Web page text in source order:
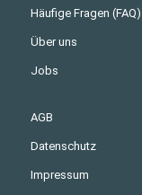
Häufige Fragen (FAQ)
Über uns
Jobs
AGB
Datenschutz
Impressum